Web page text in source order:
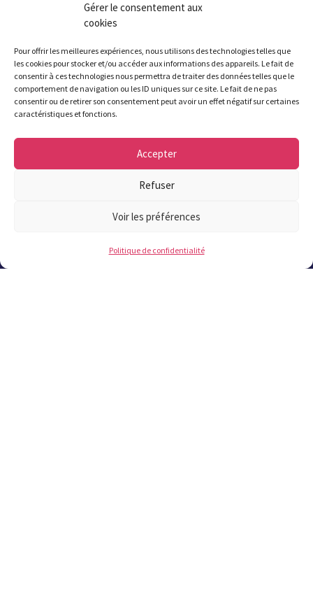
Gérer le consentement aux
cookies
Pour offrir les meilleures expériences, nous utilisons des technologies telles que
les cookies pour stocker et/ou accéder aux informations des appareils. Le fait de
consentir à ces technologies nous permettra de traiter des données telles que le
comportement de navigation ou les ID uniques sur ce site. Le fait de ne pas
consentir ou de retirer son consentement peut avoir un effet négatif sur certaines
caractéristiques et fonctions.
Accepter
Refuser
Voir les préférences
Politique de confidentialité
02 98 37 57 57
Contact
Les plus lus
Offres publiques